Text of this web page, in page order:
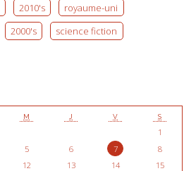
2010's
royaume-uni
2000's science fiction
M J V S
1
5 6 7
8
12 13 14
15